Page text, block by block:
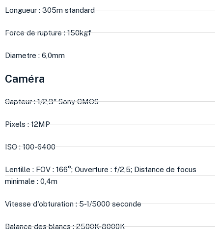
Longueur : 305m standard
Force de rupture : 150kgf
Diametre : 6,0mm
Caméra
Capteur : 1/2,3" Sony CMOS
Pixels : 12MP
ISO : 100-6400
Lentille : FOV : 166°; Ouverture : f/2,5; Distance de focus
minimale : 0,4m
Vitesse d'obturation : 5-1/5000 seconde
Balance des blancs : 2500K-8000K